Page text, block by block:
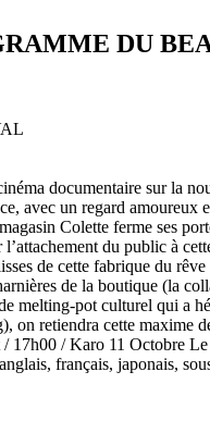
DU
documentaire sur
avec un regard amoureux
Colette ferme ses
du public à
de cette fabrique du
de la boutique (la
melting-pot culturel qui a
retiendra cette maxime
17h00 / Karo 11 Octobre
français, japonais,